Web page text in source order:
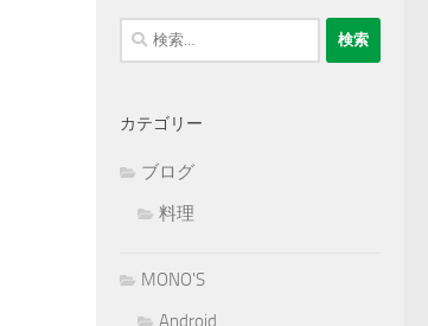
検
索:
カテゴリー
ブログ
料理
MONO'S
Android